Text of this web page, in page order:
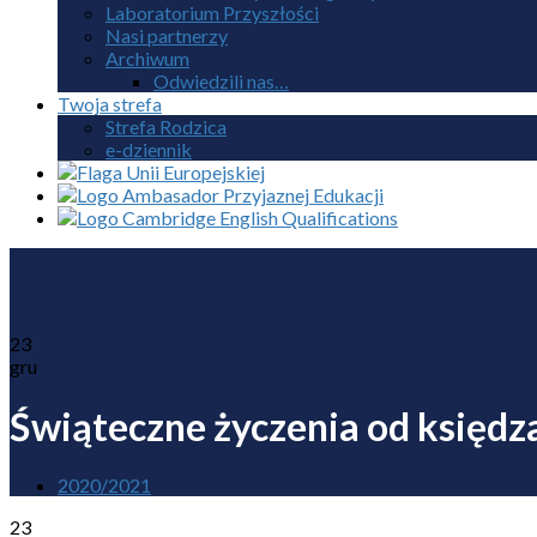
Laboratorium Przyszłości
Nasi partnerzy
Archiwum
Odwiedzili nas…
Twoja strefa
Strefa Rodzica
e-dziennik
23
gru
Świąteczne życzenia od
2020/2021
23